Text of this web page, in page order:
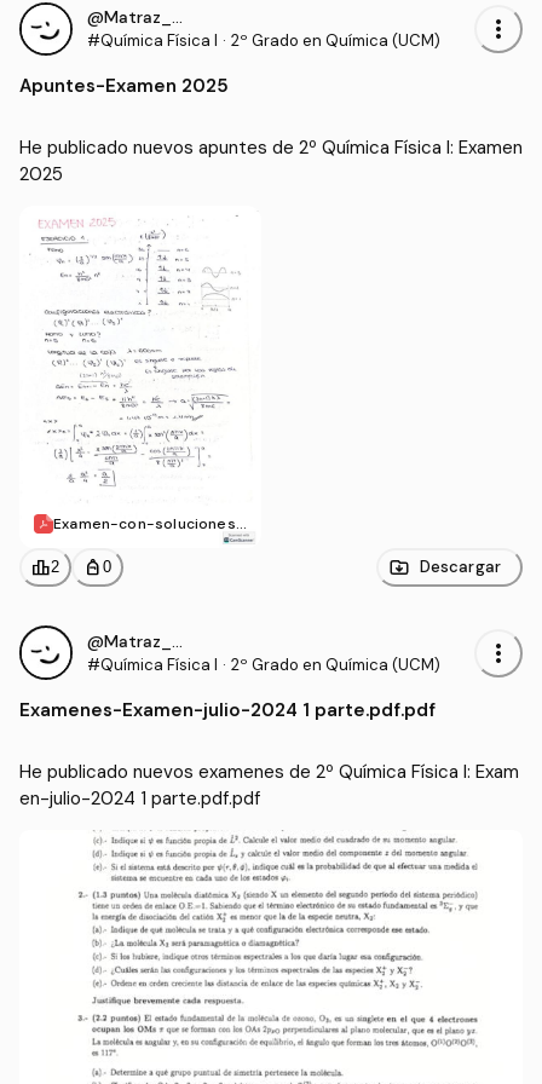
@Matraz_erlen
#Química Física I · 2º Grado en Química (UCM) more_vert
Apuntes-Examen 2025
He publicado nuevos apuntes de 2º Química Física I: Examen
2025
Examen-con-soluciones-
2025-hecho-por-profes
or.pdf
leaderboard2 personal_bag 0 Descargar
@Matraz_erlen
#Química Física I · 2º Grado en Química (UCM) more_vert
Examenes-Examen-julio-2024 1 parte.pdf.pdf
He publicado nuevos examenes de 2º Química Física I: Exam
en-julio-2024 1 parte.pdf.pdf